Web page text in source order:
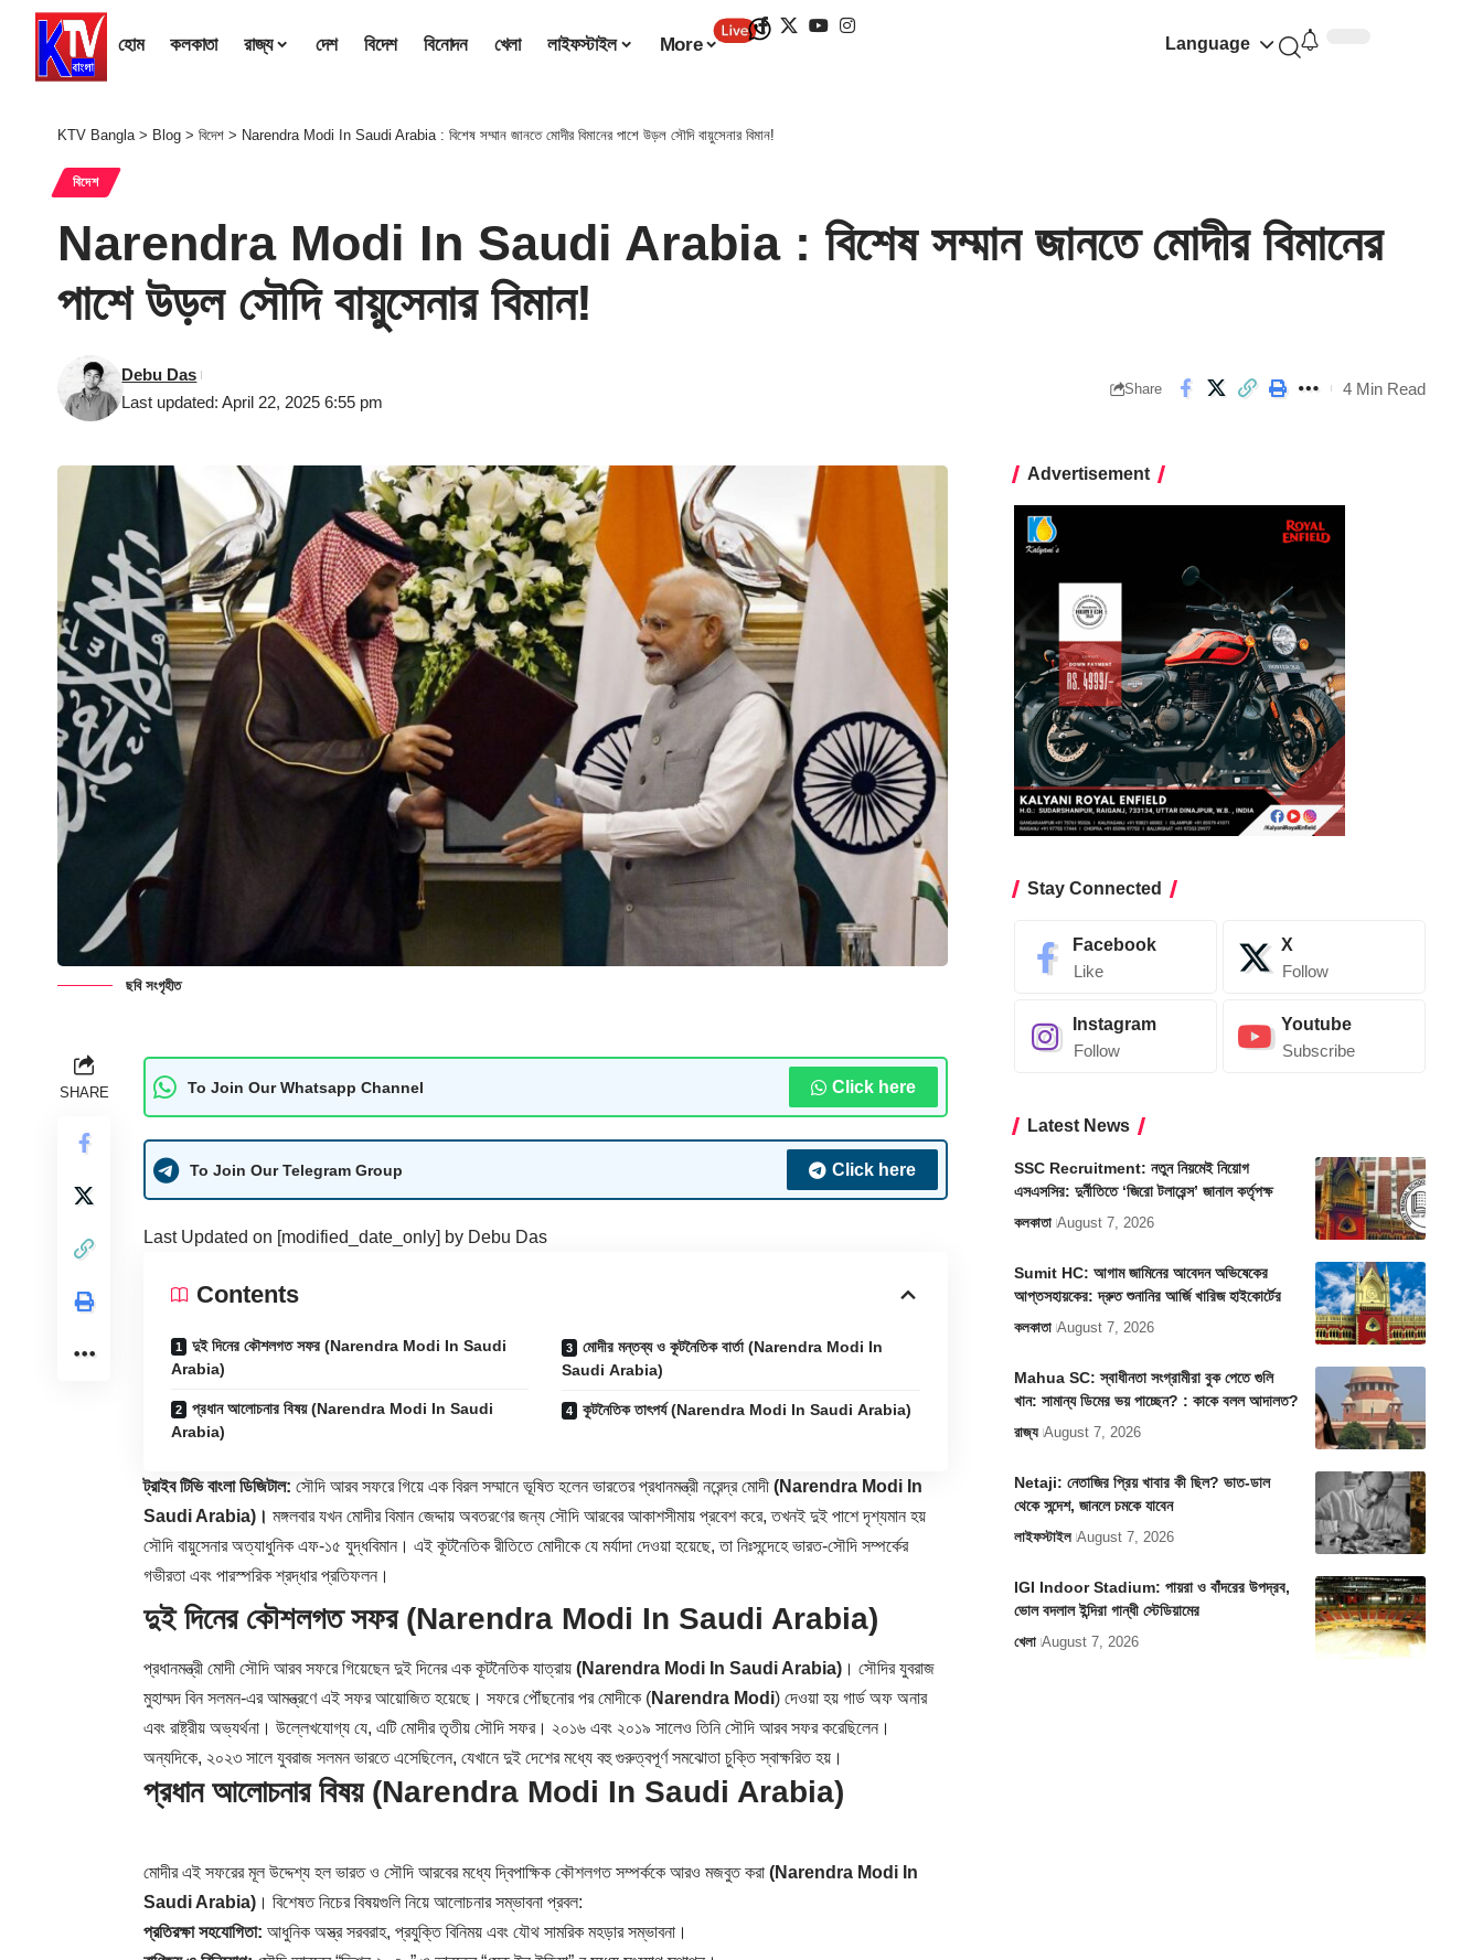
হোম কলকাতা রাজ্য দেশ বিদেশ বিনোদন খেলা লাইফস্টাইল More Language
KTV Bangla> Blog > বিদেশ > Narendra Modi In Saudi Arabia : বিশেষ সম্মান জানতে মোদীর বিমানের পাশে উড়ল সৌদি বায়ুসেনার বিমান!
বিদেশ
Narendra Modi In Saudi Arabia : বিশেষ সম্মান জানতে মোদীর বিমানের
পাশে উড়ল সৌদি বায়ুসেনার বিমান!
Last updated: April 22, 2025 6:55 pm
Debu Das
Share 4 Min Read
ছবি সংগৃহীত
SHARE To Join Our Whatsapp Channel Click here
To Join Our Telegram Group Click here
Last Updated on [modified_date_only] by Debu Das
Contents
দুই দিনের কৌশলগত সফর (Narendra Modi In Saudi
Arabia)
প্রধান আলোচনার বিষয় (Narendra Modi In Saudi
Arabia)
মোদীর মন্তব্য ও কূটনৈতিক বার্তা (Narendra Modi In
Saudi Arabia)
কূটনৈতিক তাৎপর্য (Narendra Modi In Saudi Arabia)
ট্রাইব টিভি বাংলা ডিজিটাল: সৌদি আরব সফরে গিয়ে এক বিরল সম্মানে ভূষিত হলেন ভারতের প্রধানমন্ত্রী নরেন্দ্র মোদী (Narendra Modi In
Saudi Arabia)। মঙ্গলবার যখন মোদীর বিমান জেদ্দায় অবতরণের জন্য সৌদি আরবের আকাশসীমায় প্রবেশ করে, তখনই দুই পাশে দৃশ্যমান হয়
সৌদি বায়ুসেনার অত্যাধুনিক এফ-১৫ যুদ্ধবিমান। এই কূটনৈতিক রীতিতে মোদীকে যে মর্যাদা দেওয়া হয়েছে, তা নিঃসন্দেহে ভারত-সৌদি সম্পর্কের
গভীরতা এবং পারস্পরিক শ্রদ্ধার প্রতিফলন।
দুই দিনের কৌশলগত সফর (Narendra Modi In Saudi Arabia)
প্রধানমন্ত্রী মোদী সৌদি আরব সফরে গিয়েছেন দুই দিনের এক কূটনৈতিক যাত্রায় (Narendra Modi In Saudi Arabia) । সৌদির যুবরাজ
মুহাম্মদ বিন সলমন-এর আমন্ত্রণে এই সফর আয়োজিত হয়েছে। সফরে পৌঁছনোর পর মোদীকে (Narendra Modi) দেওয়া হয় গার্ড অফ অনার
এবং রাষ্ট্রীয় অভ্যর্থনা। উল্লেখযোগ্য যে, এটি মোদীর তৃতীয় সৌদি সফর। ২০১৬ এবং ২০১৯ সালেও তিনি সৌদি আরব সফর করেছিলেন।
অন্যদিকে, ২০২৩ সালে যুবরাজ সলমন ভারতে এসেছিলেন, যেখানে দুই দেশের মধ্যে বহু গুরুত্বপূর্ণ সমঝোতা চুক্তি স্বাক্ষরিত হয়।
প্রধান আলোচনার বিষয় (Narendra Modi In Saudi Arabia)
মোদীর এই সফরের মূল উদ্দেশ্য হল ভারত ও সৌদি আরবের মধ্যে দ্বিপাক্ষিক কৌশলগত সম্পর্ককে আরও মজবুত করা (Narendra Modi In
Saudi Arabia) । বিশেষত নিচের বিষয়গুলি নিয়ে আলোচনার সম্ভাবনা প্রবল:
প্রতিরক্ষা সহযোগিতা: আধুনিক অস্ত্র সরবরাহ, প্রযুক্তি বিনিময় এবং যৌথ সামরিক মহড়ার সম্ভাবনা।
Advertisement
Stay Connected
Facebook
Like
X
Follow
Instagram
Follow
Youtube
Subscribe
Latest News
SSC Recruitment: নতুন নিয়মেই নিয়োগ
এসএসসির: দুর্নীতিতে ‘জিরো টলারেন্স’ জানাল কর্তৃপক্ষ
কলকাতা August 7, 2026
Sumit HC: আগাম জামিনের আবেদন অভিষেকের
আপ্তসহায়কের: দ্রুত শুনানির আর্জি খারিজ হাইকোর্টের
কলকাতা August 7, 2026
Mahua SC: স্বাধীনতা সংগ্রামীরা বুক পেতে গুলি
খান: সামান্য ডিমের ভয় পাচ্ছেন? : কাকে বলল আদালত?
রাজ্য August 7, 2026
Netaji: নেতাজির প্রিয় খাবার কী ছিল? ভাত-ডাল
থেকে সন্দেশ, জানলে চমকে যাবেন
লাইফস্টাইল August 7, 2026
IGI Indoor Stadium: পায়রা ও বাঁদরের উপদ্রব,
ভোল বদলাল ইন্দিরা গান্ধী স্টেডিয়ামের
খেলা August 7, 2026